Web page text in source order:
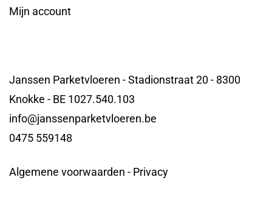
Mijn account
Janssen Parketvloeren - Stadionstraat 20 - 8300
Knokke - BE 1027.540.103
info@janssenparketvloeren.be
0475 559148
Algemene voorwaarden - Privacy